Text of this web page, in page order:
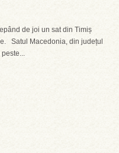
de joi un sat din Timiș
Satul Macedonia, din județul